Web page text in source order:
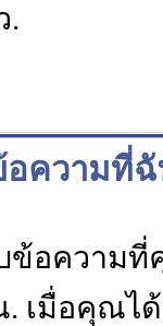
.
ความที่
ข้อความ
เมื่อคุณไ